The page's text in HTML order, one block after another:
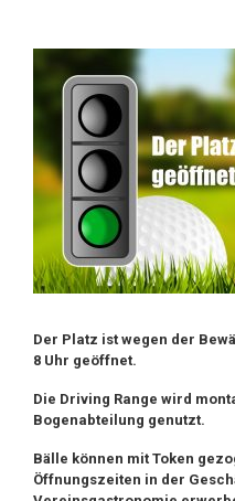
Der Platz ist wegen der
8 Uhr geöffnet.
Die Driving Range wird
Bogenabteilung genutzt.
Bälle können mit Token
Öffnungszeiten in der